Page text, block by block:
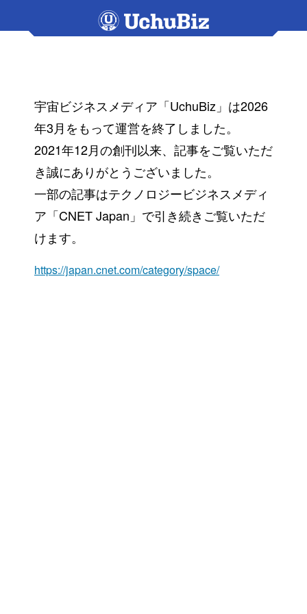
宇宙ビジネスメディア「UchuBiz」は2026
年3月をもって運営を終了しました。
2021年12月の創刊以来、記事をご覧いただ
き誠にありがとうございました。
一部の記事はテクノロジービジネスメディ
ア「CNET Japan」で引き続きご覧いただ
けます。
https://japan.cnet.com/category/space/